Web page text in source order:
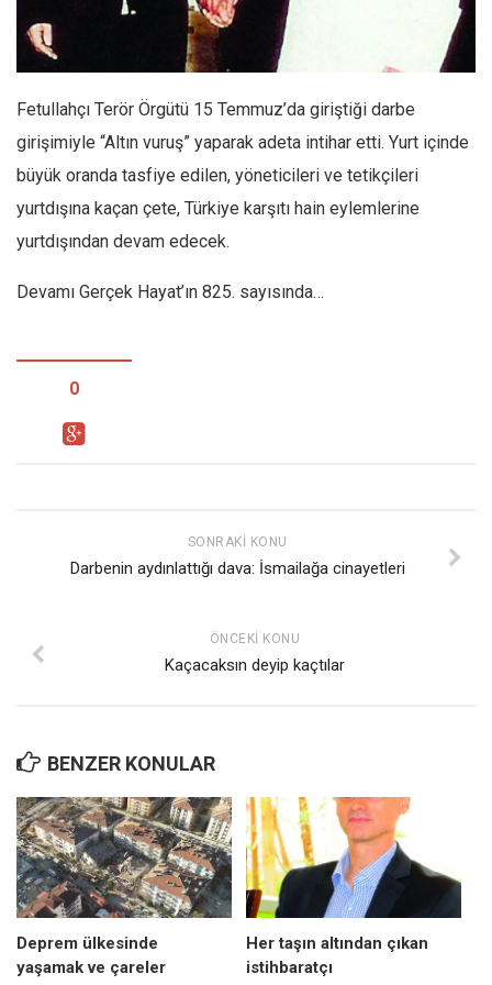
Facebook
Editörden
Kemal Özer
Mahmut Toptaş
Yusuf Armağan
Hasanali Yıldırım
Abir E. Nahas
Bu Sayı
Kategoriler
Kültür Sanat
Kitap
Karisi kitap sualleri
7 soruda bu hafta
Fetullahçı Terör Örgütü 15 Temmuz’da giriştiği darbe
girişimiyle “Altın vuruş” yaparak adeta intihar etti. Yurt içinde
büyük oranda tasfiye edilen, yöneticileri ve tetikçileri
yurtdışına kaçan çete, Türkiye karşıtı hain eylemlerine
yurtdışından devam edecek.
Devamı Gerçek Hayat’ın 825. sayısında…
0
SONRAKI KONU
Darbenin aydınlattığı dava: İsmailağa cinayetleri
ÖNCEKI KONU
Kaçacaksın deyip kaçtılar
BENZER KONULAR
Deprem ülkesinde
yaşamak ve çareler
Her taşın altından çıkan
istihbaratçı